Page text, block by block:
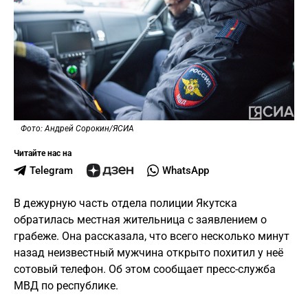
Фото: Андрей Сорокин/ЯСИА
Читайте нас на
Telegram WhatsApp
В дежурную часть отдела полиции Якутска
обратилась местная жительница с заявлением о
грабеже. Она рассказала, что всего несколько минут
назад неизвестный мужчина открыто похитил у неё
сотовый телефон. Об этом сообщает пресс-служба
МВД по республике.